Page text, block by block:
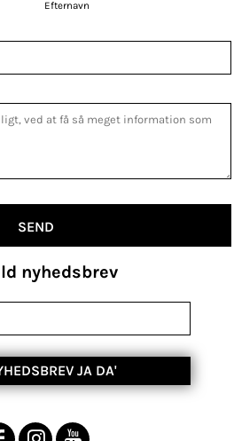
Efternavn
SEND
nyhedsbrev
JA DA'